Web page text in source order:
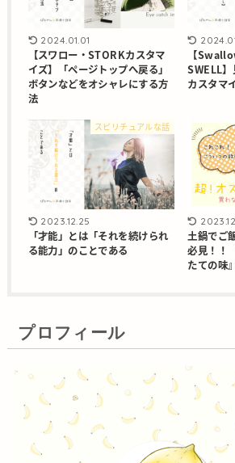
2024.01.01
【スワロー・STORKカスタマ
イズ】「ページトップへ戻る」
ボタンなどをオシャレにする方
法
【
SWELL
カスタマ
スピリチュアルな話
2023.12.25
「才能」とは「それを続けられ
る能力」のことである
土鍋でご
必見！！
たての味
プロフィール